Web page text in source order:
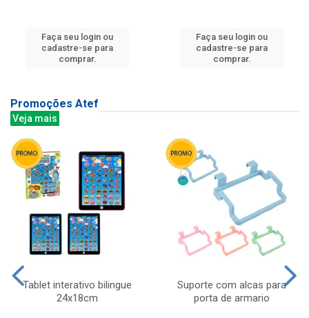
Faça seu login ou
cadastre-se para
comprar.
Faça seu login ou
cadastre-se para
comprar.
Promoções Atef
Veja mais
Tablet interativo bilingue
24x18cm
Suporte com alcas para
porta de armario